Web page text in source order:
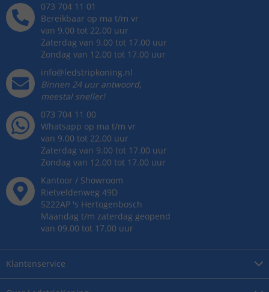
Klantenservice
073 704 11 01
Bereikbaar op ma t/m vr
van 9.00 tot 22.00 uur
Zaterdag van 9.00 tot 17.00 uur
Zondag van 12.00 tot 17.00 uur
info@ledstripkoning.nl
Binnen 24 uur antwoord,
meestal sneller!
073 704 11 00
Whatsapp op ma t/m vr
van 9.00 tot 22.00 uur
Zaterdag van 9.00 tot 17.00 uur
Zondag van 12.00 tot 17.00 uur
Kantoor / Showroom
Rietveldenweg 49D
5222AP 's Hertogenbosch
Maandag t/m zaterdag geopend
van 09.00 tot 17.00 uur